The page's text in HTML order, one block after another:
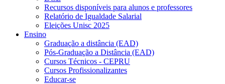
Recursos disponíveis para alunos e professores
Relatório de Igualdade Salarial
Eleições Unisc 2025
Ensino
Graduação a distância (EAD)
Pós-Graduação a Distância (EAD)
Cursos Técnicos - CEPRU
Cursos Profissionalizantes
Educar-se